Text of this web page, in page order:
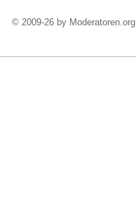
© 2009-26 by Moderatoren.org